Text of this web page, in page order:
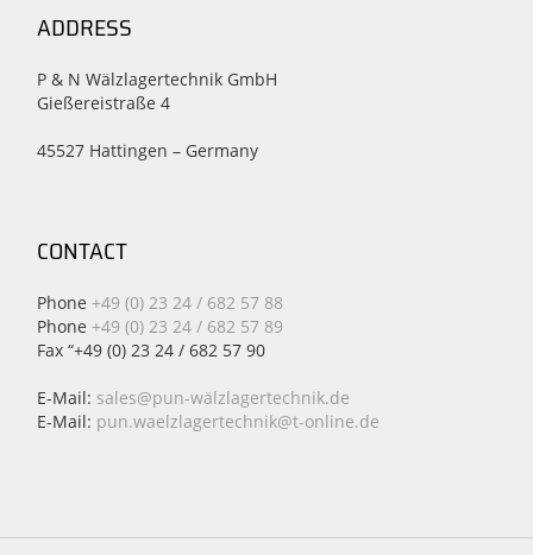
ADDRESS
P & N Wälzlagertechnik GmbH
Gießereistraße 4
45527 Hattingen – Germany
CONTACT
Phone +49 (0) 23 24 / 682 57 88
Phone +49 (0) 23 24 / 682 57 89
Fax “+49 (0) 23 24 / 682 57 90
E-Mail: sales@pun-wälzlagertechnik.de
E-Mail: pun.waelzlagertechnik@t-online.de